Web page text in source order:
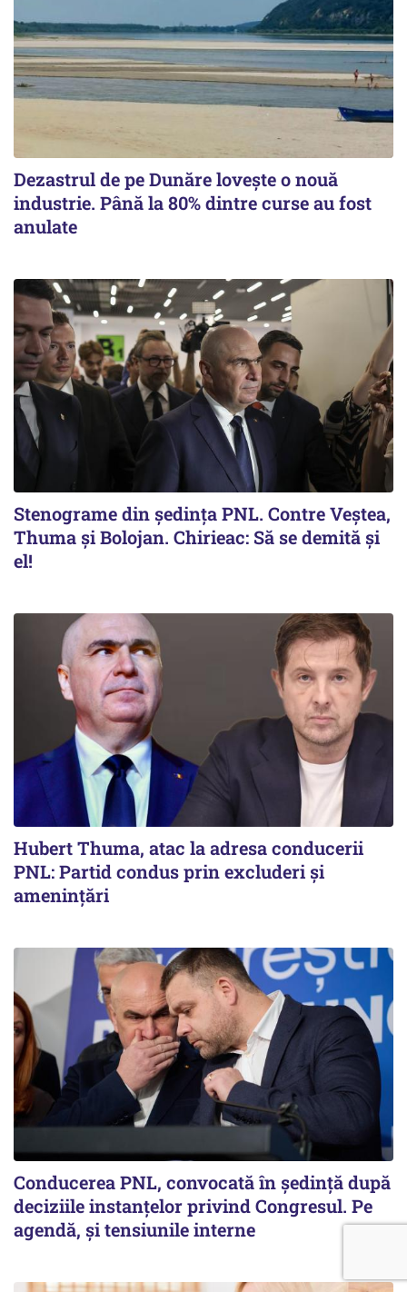
Dezastrul de pe Dunăre lovește o nouă
industrie. Până la 80% dintre curse au fost
anulate
Stenograme din ședința PNL. Contre Veștea,
Thuma și Bolojan. Chirieac: Să se demită și
el!
Hubert Thuma, atac la adresa conducerii
PNL: Partid condus prin excluderi și
amenințări
Conducerea PNL, convocată în ședință după
deciziile instanțelor privind Congresul. Pe
agendă, și tensiunile interne